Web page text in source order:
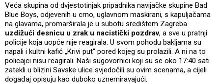
Veća skupina od dvjestotinjak pripadnika navijačke skupine Bad
Blue Boys, odjevenih u crno, uglavnom maskirani, s kapuljačama
na glavama, promarširala je u subotu središtem Zagreba
uzdižući desnicu u zrak u nacistički pozdrav, a sve u pratnji
policije koja uopće nije reagirala. U svom pohodu bakljama su
napali i kultni kafić „Krivi put“ pored kojeg su prolazili. A ni na to
policajci nisu reagirali. Naši sugovornici koji su se oko 17:40 sati
zatekli u blizini Savske ulice svjedočili su ovim scenama, a cijeli
događaj opisuju kao duboko uznemiravajući.